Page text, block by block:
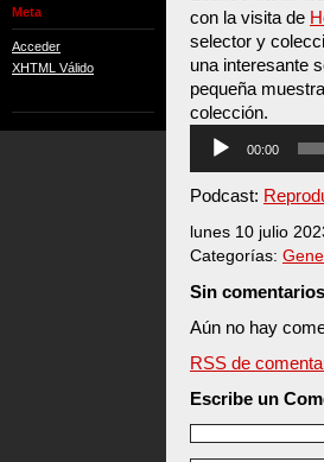
Meta
Acceder
XHTML Válido
con la visita de
selector y
una interesante
pequeña
colección.
Reproductor
audio
00:00
Podcast:
lunes 10 julio
Categorías:
Sin comentarios
Aún no hay
RSS de
Escribe un